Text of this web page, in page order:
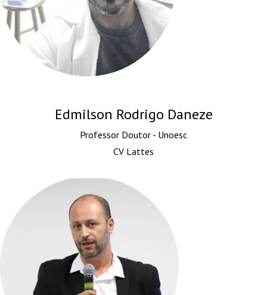
Edmilson Rodrigo Daneze
Professor Doutor - Unoesc
CV Lattes